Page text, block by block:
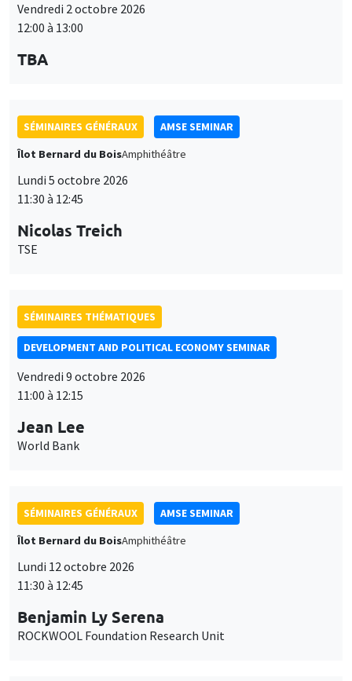
12:00 à 13:00
SÉMINAIRES GÉNÉRAUX
AMSE SEMINAR
Îlot Bernard du BoisAmphithéâtre
11:30 à 12:45
TSE
SÉMINAIRES THÉMATIQUES
DEVELOPMENT AND POLITICAL ECONOMY SEMINAR
Vendredi 9 octobre 2026
11:00 à 12:15
World Bank
SÉMINAIRES GÉNÉRAUX
AMSE SEMINAR
Îlot Bernard du BoisAmphithéâtre
11:30 à 12:45
ROCKWOOL Foundation Research Unit